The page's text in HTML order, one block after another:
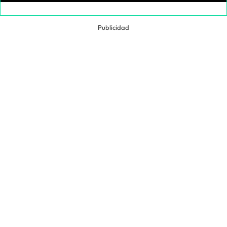
Publicidad